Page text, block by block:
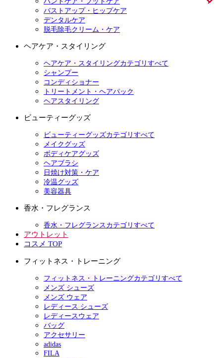
バストアップ・ヒップケア
デンタルケア
脱毛除毛クリーム・ケア
ヘアケア・スタイリング
ヘアケア・スタイリングカテゴリすべて
シャンプー
コンディショナー
トリートメント・ヘアパック
ヘアスタイリング
ビューティーグッズ
ビューティーグッズカテゴリすべて
メイクグッズ
ボディケアグッズ
ヘアブラシ
日焼け対策・ケア
冷温グッズ
美容器具
香水・フレグランス
香水・フレグランスカテゴリすべて
アウトレット
コスメ TOP
フィットネス・トレーニング
フィットネス・トレーニングカテゴリすべて
メンズ シューズ
メンズ ウェア
レディース シューズ
レディースウェア
バッグ
アクセサリー
adidas
FILA